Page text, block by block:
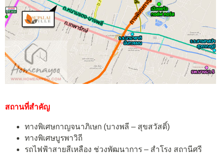
สถานที่สำคัญ
ทางพิเศษกาญจนาภิเษก (บางพลี – สุขสวัสดิ์)
ทางพิเศษบูรพาวิถี
รถไฟฟ้าสายสีเหลือง ช่วงพัฒนาการ – สำโรง สถานีศรี